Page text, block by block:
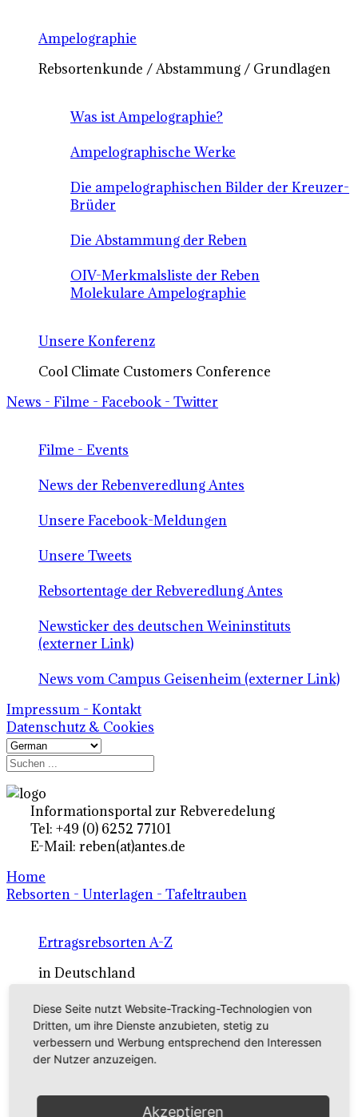
Ampelographie
Rebsortenkunde / Abstammung / Grundlagen
Was ist Ampelographie?
Ampelographische Werke
Die ampelographischen Bilder der Kreuzer-
Brüder
Die Abstammung der Reben
OIV-Merkmalsliste der Reben
Molekulare Ampelographie
Unsere Konferenz
Cool Climate Customers Conference
News - Filme - Facebook - Twitter
Filme - Events
News der Rebenveredlung Antes
Unsere Facebook-Meldungen
Unsere Tweets
Rebsortentage der Rebveredlung Antes
Newsticker des deutschen Weininstituts
(externer Link)
News vom Campus Geisenheim (externer Link)
Impressum - Kontakt
Datenschutz & Cookies
Informationsportal zur Rebveredelung
Tel: +49 (0) 6252 77101
E-Mail: reben(at)antes.de
Home
Rebsorten - Unterlagen - Tafeltrauben
Ertragsrebsorten A-Z
in Deutschland
Rebsorten international
externe Links
Tafeltraubensorten
Diese Seite nutzt Website-Tracking-Technologien von
Dritten, um ihre Dienste anzubieten, stetig zu
verbessern und Werbung entsprechend den Interessen
der Nutzer anzuzeigen.
Akzeptieren